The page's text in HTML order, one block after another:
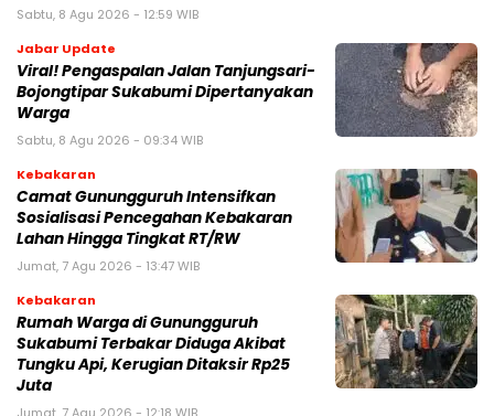
Sabtu, 8 Agu 2026 - 12:59 WIB
Jabar Update
Viral! Pengaspalan Jalan Tanjungsari-
Bojongtipar Sukabumi Dipertanyakan
Warga
Sabtu, 8 Agu 2026 - 09:34 WIB
Kebakaran
‎‎Camat Gunungguruh Intensifkan
Sosialisasi Pencegahan Kebakaran
Lahan Hingga Tingkat RT/RW‎
Jumat, 7 Agu 2026 - 13:47 WIB
Kebakaran
‎Rumah Warga di Gunungguruh
Sukabumi Terbakar Diduga Akibat
Tungku Api, Kerugian Ditaksir Rp25
Juta